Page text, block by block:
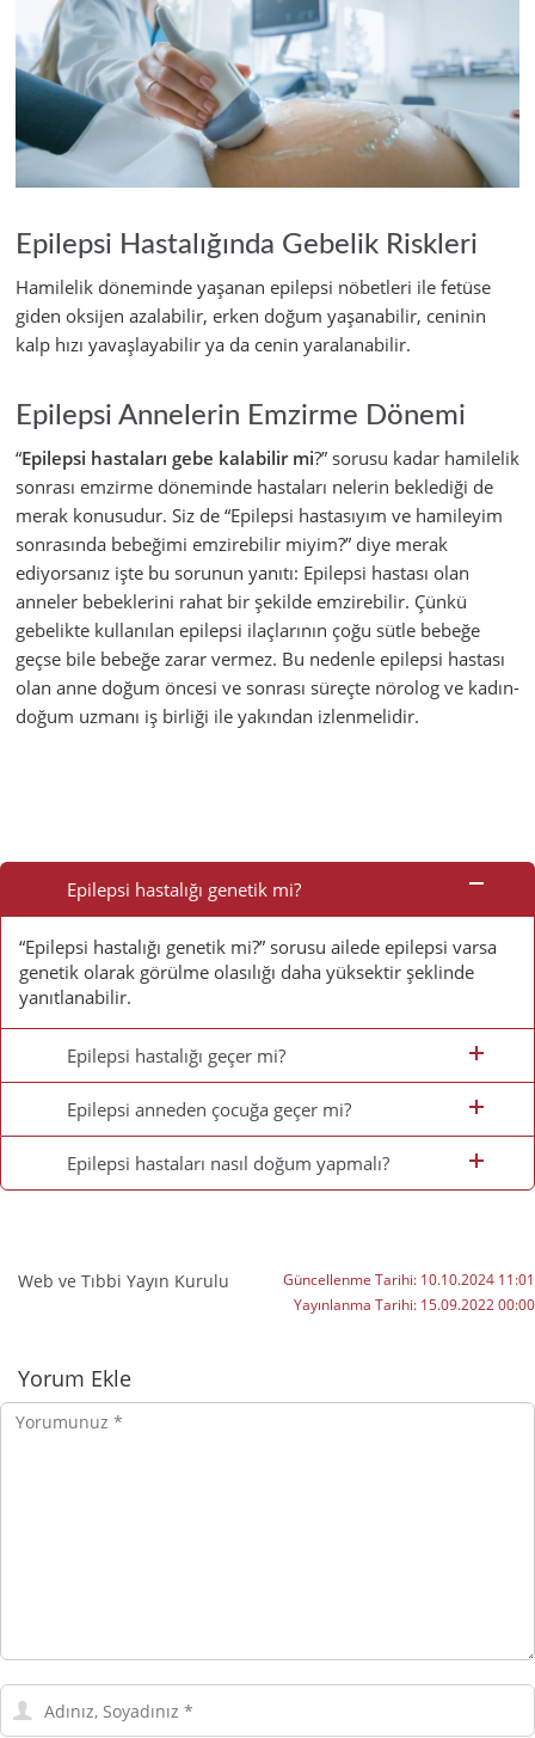
Epilepsi Hastalığında Gebelik Riskleri
Hamilelik döneminde yaşanan epilepsi nöbetleri ile fetüse
giden oksijen azalabilir, erken doğum yaşanabilir, ceninin
kalp hızı yavaşlayabilir ya da cenin yaralanabilir.
Epilepsi Annelerin Emzirme Dönemi
“Epilepsi hastaları gebe kalabilir mi?” sorusu kadar hamilelik
sonrası emzirme döneminde hastaları nelerin beklediği de
merak konusudur. Siz de “Epilepsi hastasıyım ve hamileyim
sonrasında bebeğimi emzirebilir miyim?” diye merak
ediyorsanız işte bu sorunun yanıtı: Epilepsi hastası olan
anneler bebeklerini rahat bir şekilde emzirebilir. Çünkü
gebelikte kullanılan epilepsi ilaçlarının çoğu sütle bebeğe
geçse bile bebeğe zarar vermez. Bu nedenle epilepsi hastası
olan anne doğum öncesi ve sonrası süreçte nörolog ve kadın-
doğum uzmanı iş birliği ile yakından izlenmelidir.
Sorulan
Sorular
Epilepsi hastalığı genetik mi?
“Epilepsi hastalığı genetik mi?” sorusu ailede epilepsi varsa
genetik olarak görülme olasılığı daha yüksektir şeklinde
yanıtlanabilir.
Epilepsi hastalığı geçer mi?
Epilepsi anneden çocuğa geçer mi?
Epilepsi hastaları nasıl doğum yapmalı?
Web ve Tıbbi Yayın Kurulu Güncellenme Tarihi: 10.10.2024 11:01
Yayınlanma Tarihi: 15.09.2022 00:00
Yorumlar
Yorum Ekle
Yorumunuz
Adınız,
Soyadınız